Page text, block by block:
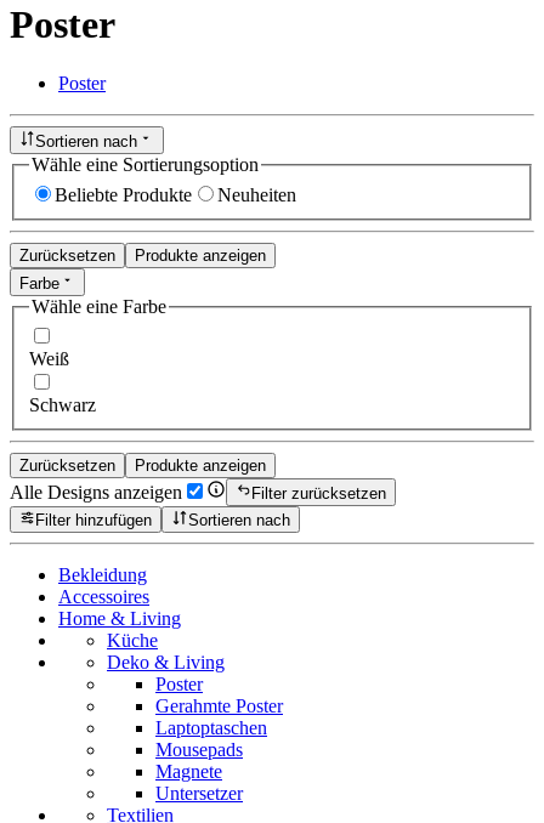
Poster
Poster
Sortieren nach
Wähle eine Sortierungsoption
Beliebte Produkte
Neuheiten
Zurücksetzen
Produkte anzeigen
Farbe
Wähle eine Farbe
Weiß
Schwarz
Zurücksetzen Produkte anzeigen
Alle Designs anzeigen
Filter zurücksetzen
Filter hinzufügen
Sortieren nach
Bekleidung
Accessoires
Home & Living
Küche
Deko & Living
Poster
Gerahmte Poster
Laptoptaschen
Mousepads
Magnete
Untersetzer
Textilien